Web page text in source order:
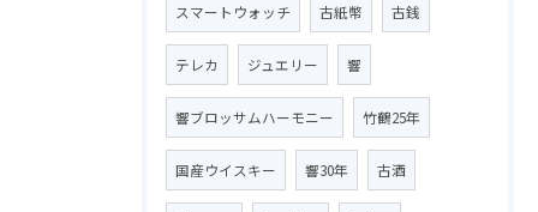
スマートウォッチ 古紙幣 古銭
テレカ ジュエリー 響
響ブロッサムハーモニー 竹鶴25年
国産ウイスキー 響30年 古酒